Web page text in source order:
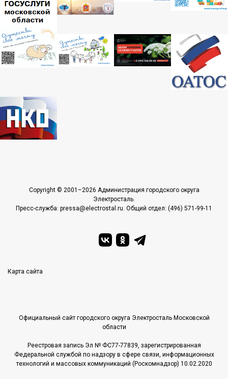
Copyright © 2001–2026 Администрация городского округа
Электросталь.
Пресс-служба: pressa@electrostal.ru. Общий отдел: (496) 571-99-11
Карта сайта
Официальный сайт городского округа Электросталь Московской
области
Реестровая запись Эл № ФС77-77839, зарегистрированная
Федеральной службой по надзору в сфере связи, информационных
технологий и массовых коммуникаций (Роскомнадзор) 10.02.2020